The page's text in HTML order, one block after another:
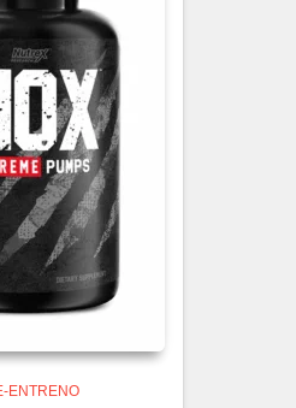
ENTRENO